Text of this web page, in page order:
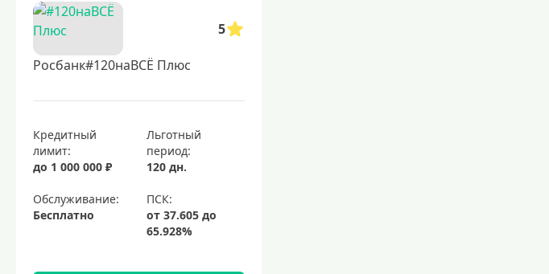
5
Росбанк#120наВСЁ Плюс
Кредитный
лимит:
до 1 000 000 ₽
Льготный
период:
120 дн.
Обслуживание:
Бесплатно